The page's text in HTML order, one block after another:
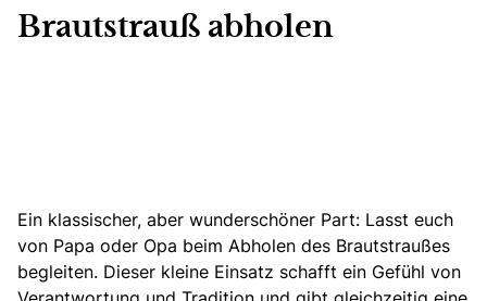
Brautstrauß abholen
Ein klassischer, aber wunderschöner Part: Lasst euch
von Papa oder Opa beim Abholen des Brautstraußes
begleiten. Dieser kleine Einsatz schafft ein Gefühl von